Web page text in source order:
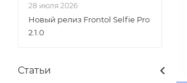
28 июля 2026
Новый релиз Frontol Selfie Pro
2.1.0
Статьи